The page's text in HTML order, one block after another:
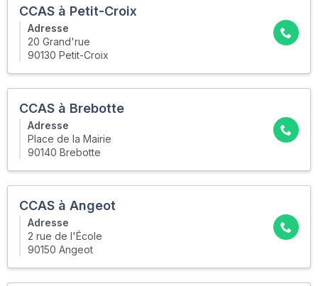
CCAS à Petit-Croix
Adresse
20 Grand'rue
90130 Petit-Croix
CCAS à Brebotte
Adresse
Place de la Mairie
90140 Brebotte
CCAS à Angeot
Adresse
2 rue de l'École
90150 Angeot